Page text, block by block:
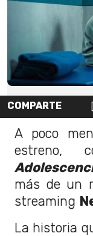
COMPARTE
A poco
estreno,
más de un
streaming
La historia